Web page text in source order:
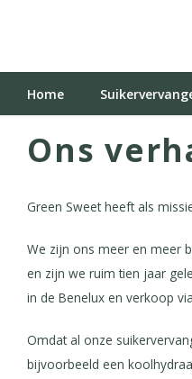
Home
Ons
Green Sweet heeft als
We zijn ons meer en meer
en zijn we ruim tien jaar
in de Benelux en verkoop
Omdat al onze
bijvoorbeeld een